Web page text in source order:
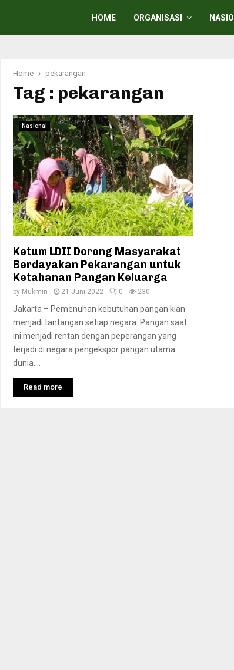
HOME ORGANISASI
Home pekarangan
Tag : pekarangan
Nasional
Ketum LDII Dorong Masyarakat
Berdayakan Pekarangan untuk
Ketahanan Pangan Keluarga
by Mukmin 21 Juni 2022 0 230
Jakarta – Pemenuhan kebutuhan pangan kian
menjadi tantangan setiap negara. Pangan saat
ini menjadi rentan dengan peperangan yang
terjadi di negara pengekspor pangan utama
dunia....
Read more